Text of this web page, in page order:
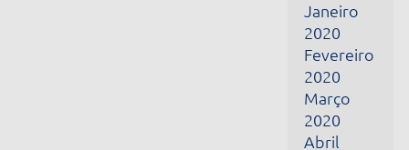
Junho
2020
Julho
2020
Agosto
2020